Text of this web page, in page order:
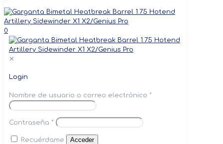
0
✕
Login
Nombre de usuario o correo electrónico *
Contraseña *
Recuérdame Acceder